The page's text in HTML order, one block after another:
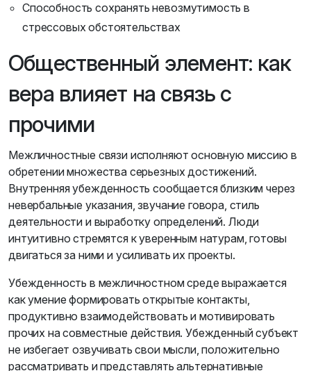
Способность сохранять невозмутимость в
стрессовых обстоятельствах
Общественный элемент: как
вера влияет на связь с
прочими
Межличностные связи исполняют основную миссию в
обретении множества серьезных достижений.
Внутренняя убежденность сообщается близким через
невербальные указания, звучание говора, стиль
деятельности и выработку определений. Люди
интуитивно стремятся к уверенным натурам, готовы
двигаться за ними и усиливать их проекты.
Убежденность в межличностном среде выражается
как умение формировать открытые контакты,
продуктивно взаимодействовать и мотивировать
прочих на совместные действия. Убежденный субъект
не избегает озвучивать свои мысли, положительно
рассматривать и представлять альтернативные